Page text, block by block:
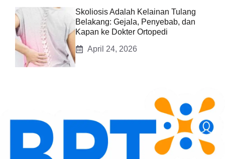
Skoliosis Adalah Kelainan Tulang
Belakang: Gejala, Penyebab, dan
Kapan ke Dokter Ortopedi
April 24, 2026